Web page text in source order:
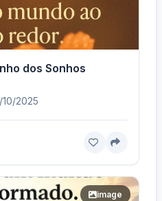
dos Sonhos
2025
image